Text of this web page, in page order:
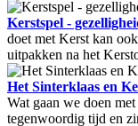
Kerstspel -
doet met Kerst kan
uitpakken na het
Het Sinterklaas en
Wat gaan we doen
tegenwoordig tijd en